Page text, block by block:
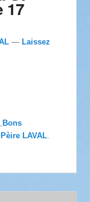
17
—Laissez
Bons
LAVAL